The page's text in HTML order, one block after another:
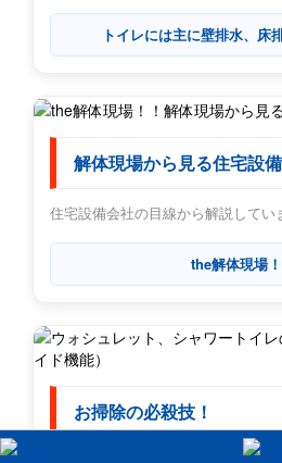
トイレには主に壁排水、床
解体現場から見る住宅設
住宅設備会社の目線から解説してい
the解体現場！
お掃除の必殺技！